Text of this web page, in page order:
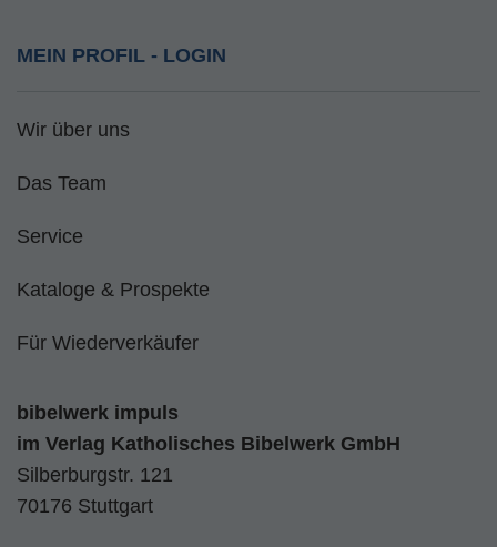
MEIN PROFIL - LOGIN
Wir über uns
Das Team
Service
Kataloge & Prospekte
Für Wiederverkäufer
bibelwerk impuls
im Verlag Katholisches Bibelwerk GmbH
Silberburgstr. 121
70176 Stuttgart